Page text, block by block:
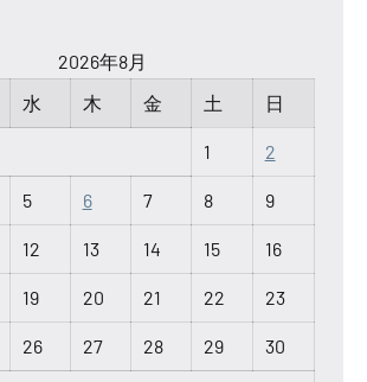
2026年8月
水 木 金 土 日
1 2
5 6 7 8 9
12 13 14 15 16
19 20 21 22 23
26 27 28 29 30